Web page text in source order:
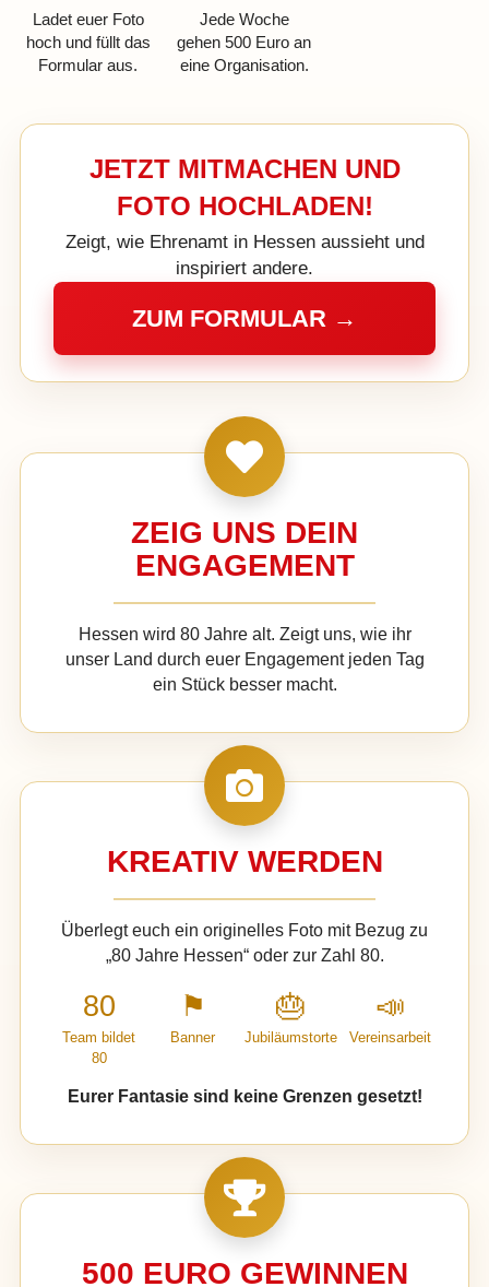
Ladet euer Foto
hoch und füllt das
Formular aus.
Jede Woche
gehen 500 Euro an
eine Organisation.
JETZT MITMACHEN UND
FOTO HOCHLADEN!
Zeigt, wie Ehrenamt in Hessen aussieht und
inspiriert andere.
ZUM FORMULAR →
ZEIG UNS DEIN
ENGAGEMENT
Hessen wird 80 Jahre alt. Zeigt uns, wie ihr
unser Land durch euer Engagement jeden Tag
ein Stück besser macht.
KREATIV WERDEN
Überlegt euch ein originelles Foto mit Bezug zu
„80 Jahre Hessen“ oder zur Zahl 80.
80
Team bildet
80
⚑
Banner
🎂
Jubiläumstorte
📣
Vereinsarbeit
Eurer Fantasie sind keine Grenzen gesetzt!
500 EURO GEWINNEN